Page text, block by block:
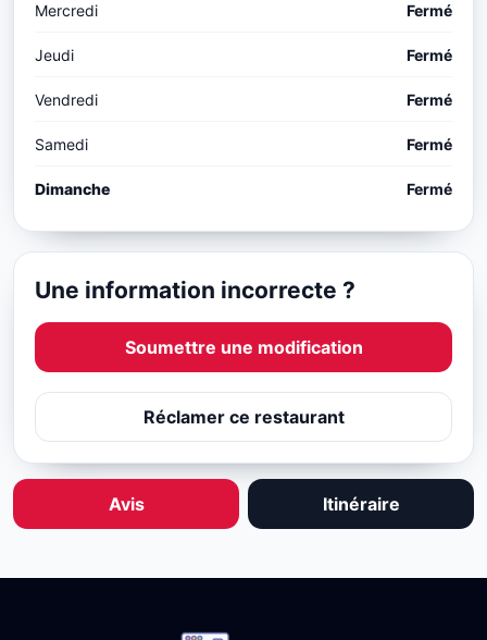
Mercredi Fermé
Jeudi Fermé
Vendredi Fermé
Samedi Fermé
Dimanche Fermé
Une information incorrecte ?
Soumettre une modification
Réclamer ce restaurant
Avis Itinéraire